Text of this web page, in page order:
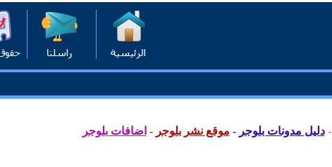
-دليل مدونات بلوجر - موقع نشر بلوجر - اضافات بلوجر